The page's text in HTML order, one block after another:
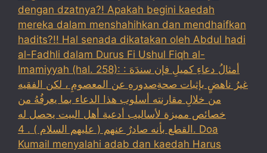
dengan dzatnya?! Apakah begini kaedah
mereka dalam menshahihkan dan mendhaifkan
hadits?!! Hal senada dikatakan oleh Abdul hadi
al-Fadhli dalam Durus Fi Ushul Fiqh al-
Imamiyyah (hal. 258): : أمثالُ دعاءِ كميلِ فإن سندَهَ
غيرُ ناهضٍ بإثبات صحةِصدورهِ عن المعصومِ ، لكن الفقيه
من خلالِ مقارنته أسلوب هذا الدعاء بما يعرفُهُ من
خصائص مميزة لأساليب أدعية أهل البيت يحصل له
القطع بأنه صادرٌ عنهم ( عليهم السلام ) . 4. Doa
Kumail menyalahi adab dan kaedah Harus